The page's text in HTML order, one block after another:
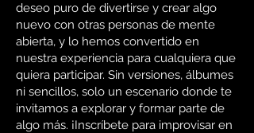
deseo puro de divertirse y crear algo
nuevo con otras personas de mente
abierta, y lo hemos convertido en
nuestra experiencia para cualquiera que
quiera participar. Sin versiones, álbumes
ni sencillos, solo un escenario donde te
invitamos a explorar y formar parte de
algo más. ¡Inscríbete para improvisar en